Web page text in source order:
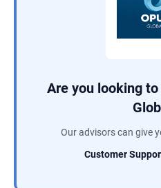
Are you looking
Our advisors can give
Customer